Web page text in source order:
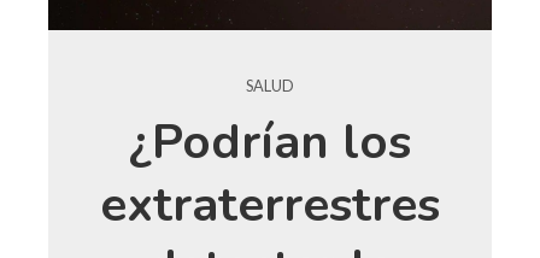
SALUD
¿Podrían los
extraterrestres